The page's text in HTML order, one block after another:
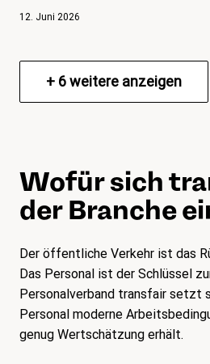
12. Juni 2026
+ 6weitere anzeigen
Wofür sich
der Branche
Der öffentliche Verkehr ist das
Das Personal ist der Schlüssel
Personalverband transfair setzt
Personal moderne
genug Wertschätzung erhält.